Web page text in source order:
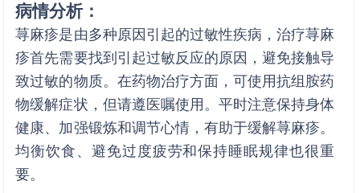
病情分析：
荨麻疹是由多种原因引起的过敏性疾病，治疗荨麻
疹首先需要找到引起过敏反应的原因，避免接触导
致过敏的物质。在药物治疗方面，可使用抗组胺药
物缓解症状，但请遵医嘱使用。平时注意保持身体
健康、加强锻炼和调节心情，有助于缓解荨麻疹。
均衡饮食、避免过度疲劳和保持睡眠规律也很重
要。